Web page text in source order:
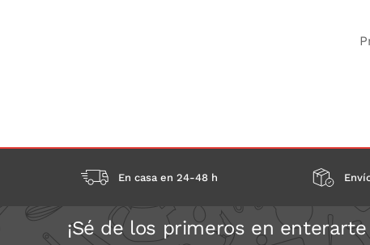
En casa en 24-48 h
¡Sé de los primeros en